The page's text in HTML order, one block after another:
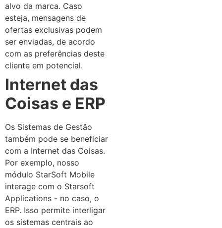
alvo da marca. Caso
esteja, mensagens de
ofertas exclusivas podem
ser enviadas, de acordo
com as preferências deste
cliente em potencial.
Internet das
Coisas e ERP
Os Sistemas de Gestão
também pode se beneficiar
com a Internet das Coisas.
Por exemplo, nosso
módulo StarSoft Mobile
interage com o Starsoft
Applications - no caso, o
ERP. Isso permite interligar
os sistemas centrais ao